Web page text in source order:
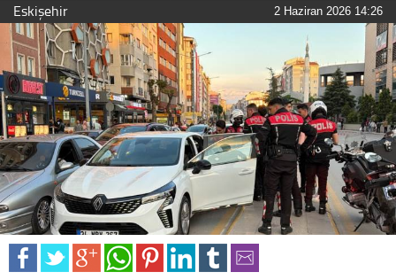
Eskişehir 2 Haziran 2026 14:26